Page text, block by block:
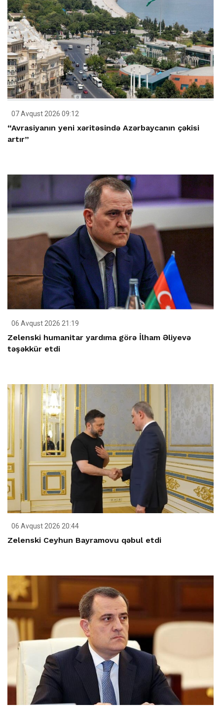
07 Avqust 2026 09:12
“Avrasiyanın yeni xəritəsində Azərbaycanın çəkisi
artır”
06 Avqust 2026 21:19
Zelenski humanitar yardıma görə İlham Əliyevə
təşəkkür etdi
06 Avqust 2026 20:44
Zelenski Ceyhun Bayramovu qəbul etdi